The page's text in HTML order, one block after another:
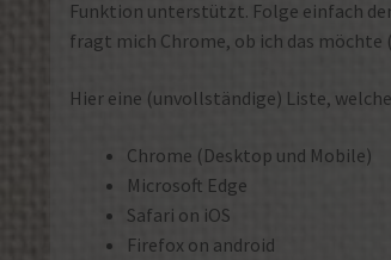
Funktion unterstützt. Folge einfach
fragt mich Chrome, ob ich das möchte
Hier eine (unvollständige) Liste,
Chrome (Desktop und Mobile)
Microsoft Edge
Safari on iOS
Firefox on android